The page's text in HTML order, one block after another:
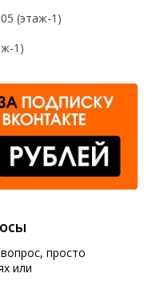
(этаж-1)
1)
просто
или